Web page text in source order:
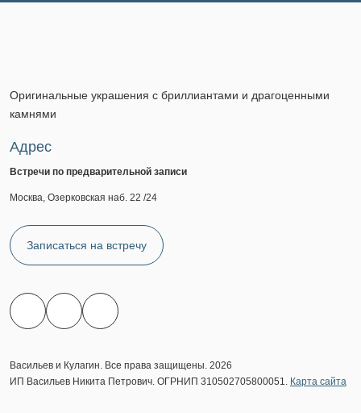
Оригинальные украшения с бриллиантами и драгоценными
камнями
Адрес
Встречи по предварительной записи
Москва, Озерковская наб. 22 /24
Записаться на встречу
Васильев и Кулагин. Все права защищены. 2026
ИП Васильев Никита Петрович. ОГРНИП 310502705800051. Карта сайта